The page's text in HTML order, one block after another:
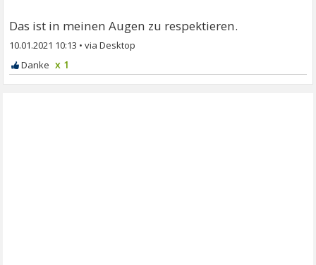
Das ist in meinen Augen zu respektieren.
10.01.2021 10:13 •
x 1